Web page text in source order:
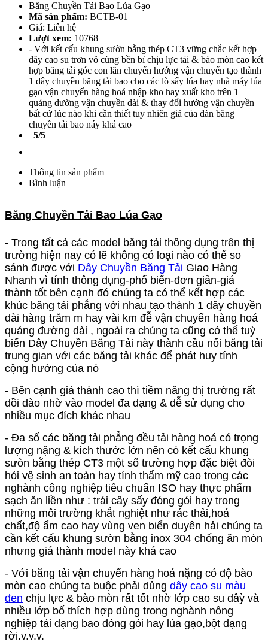
Băng Chuyền Tải Bao Lúa Gạo
Mã sản phẩm: BCTB-01
Giá: Liên hệ
Lượt xem: 10768
- Với kết cấu khung sườn bằng thép CT3 vững chắc kết hợp
dây cao su trơn vô cùng bền bỉ chịu lực tải & bào mòn cao kết
hợp băng tải góc con lăn chuyển hướng vận chuyển tạo thành
1 dây chuyền băng tải bao cho các lò sấy lúa hay nhà máy lúa
gạo vận chuyển hàng hoá nhập kho hay xuất kho trên 1
quảng dường vận chuyền dài & thay đổi hướng vận chuyền
bất cứ lúc nào khi cần thiết tuy nhiên giá của dàn băng
chuyền tải bao náy khá cao
5/5
Thông tin sản phẩm
Bình luận
Băng Chuyền Tải Bao Lúa Gạo
- Trong tất cả các model băng tải thông dụng trên thị
trường hiện nay có lẽ không có loại nào có thể so
sánh được với Dây Chuyền Băng Tải Giao Hàng
Nhanh vì tính thông dụng-phổ biến-đơn giản-giá
thành tốt bên cạnh đó chúng ta có thể kết hợp các
khúc băng tải phẳng với nhau tạo thành 1 dây chuyền
dài hàng trăm m hay vài km đễ vận chuyển hàng hoá
quảng đường dài , ngoài ra chúng ta cũng có thể tuỳ
biến Dây Chuyền Băng Tải này thành cầu nối băng tải
trung gian với các băng tải khác để phát huy tính
cộng hưởng của nó
- Bên cạnh giá thành cao thì tiềm năng thị trường rất
dồi dào nhờ vào model đa dạng & dễ sử dụng cho
nhiều mục đích khác nhau
- Đa số các băng tải phẳng đều tải hàng hoá có trọng
lượng nặng & kích thước lớn nên có kết cấu khung
sưòn bằng thép CT3 một số trường hợp đặc biệt đòi
hỏi vệ sinh an toàn hay tính thẩm mỹ cao trong các
nghành công nghiệp tiêu chuẩn ISO hay thực phẩm
sạch ăn liền như : trái cây sấy đóng gói hay trong
những môi trường khắt nghiệt như rác thải,hoá
chất,độ ẩm cao hay vùng ven biển duyên hải chúng ta
cần kết cấu khung sườn bằng inox 304 chống ăn mòn
nhưng giá thành model này khá cao
- Với băng tải vận chuyển hàng hoá nặng có độ bào
mòn cao chúng ta buộc phải dủng dây cao su màu
đen chịu lực & bào mòn rất tốt nhờ lớp cao su dâỳ và
nhiều lớp bố thích hợp dùng trong nghành nông
nghiệp tải dạng bao đóng gói hay lúa gạo,bột dạng
rời.v.v.v.